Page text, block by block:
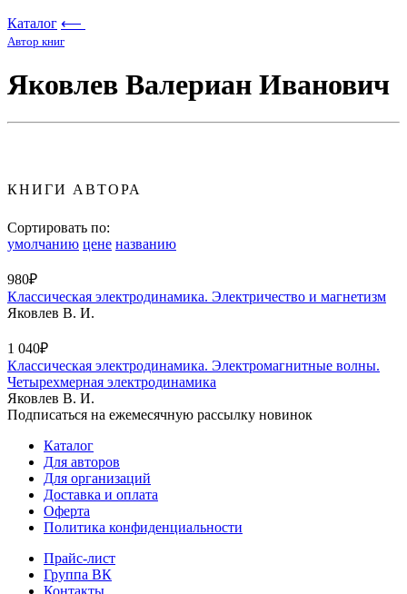
Каталог ⟵
Автор книг
Яковлев Валериан Иванович
КНИГИ АВТОРА
Сортировать по:
умолчанию цене названию
980₽
Классическая электродинамика. Электричество и магнетизм
Яковлев В. И.
1 040₽
Классическая электродинамика. Электромагнитные волны.
Четырехмерная электродинамика
Яковлев В. И.
Подписаться на ежемесячную рассылку новинок
Каталог
Для авторов
Для организаций
Доставка и оплата
Оферта
Политика конфиденциальности
Прайс-лист
Группа ВК
Контакты